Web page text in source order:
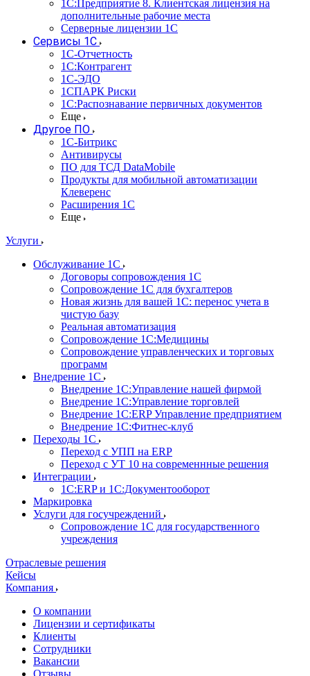
1С:Предприятие 8. Клиентская лицензия на
дополнительные рабочие места
Серверные лицензии 1С
Сервисы 1С
1С-Отчетность
1С:Контрагент
1С-ЭДО
1СПАРК Риски
1С:Распознавание первичных документов
Еще
Другое ПО
1С-Битрикс
Антивирусы
ПО для ТСД DataMobile
Продукты для мобильной автоматизации
Клеверенс
Расширения 1С
Еще
Услуги
Обслуживание 1С
Договоры сопровождения 1С
Сопровождение 1С для бухгалтеров
Новая жизнь для вашей 1С: перенос учета в
чистую базу
Реальная автоматизация
Сопровождение 1С:Медицины
Сопровождение управленческих и торговых
программ
Внедрение 1С
Внедрение 1С:Управление нашей фирмой
Внедрение 1С:Управление торговлей
Внедрение 1С:ERP Управление предприятием
Внедрение 1С:Фитнес-клуб
Переходы 1С
Переход с УПП на ERP
Переход с УТ 10 на современнные решения
Интеграции
1С:ERP и 1С:Документооборот
Маркировка
Услуги для госучреждений
Сопровождение 1С для государственного
учреждения
Отраслевые решения
Кейсы
Компания
О компании
Лицензии и сертификаты
Клиенты
Сотрудники
Вакансии
Отзывы